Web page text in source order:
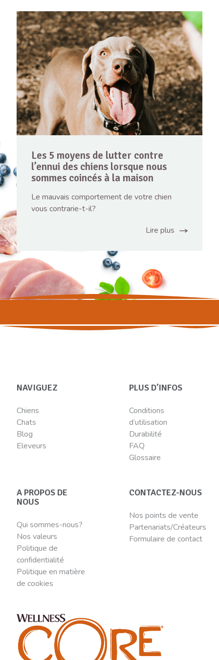
Les 5 moyens de lutter contre
l’ennui des chiens lorsque nous
sommes coincés à la maison
Le mauvais comportement de votre chien
vous contrarie-t-il?
Lire plus
NAVIGUEZ
Chiens
Chats
Blog
Eleveurs
PLUS D’INFOS
Conditions
d’utilisation
Durabilité
FAQ
Glossaire
A PROPOS DE
NOUS
Qui sommes-nous?
Nos valeurs
Politique de
confidentialité
Politique en matière
de cookies
CONTACTEZ-NOUS
Nos points de vente
Partenariats/Créateurs
Formulaire de contact